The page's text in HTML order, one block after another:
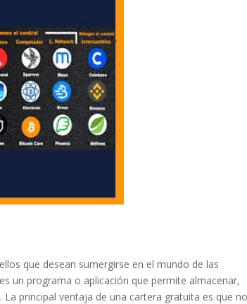
que desean sumergirse en el mundo de las
un programa o aplicación que permite almacenar,
principal ventaja de una cartera gratuita es que